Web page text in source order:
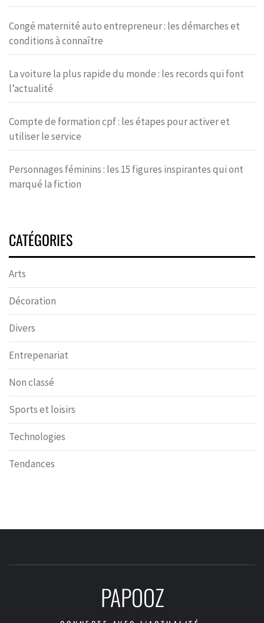
Congé maternité auto entrepreneur : les démarches et
conditions à connaître
La voiture la plus rapide du monde : les records qui font
l’actualité
Compte de formation cpf : les étapes pour activer et
utiliser le service
Personnages féminins : les 15 figures inspirantes qui ont
marqué la fiction
CATÉGORIES
Arts
Décoration
Divers
Entrepenariat
Non classé
Sports et loisirs
Technologies
Tendances
PAPOOZ